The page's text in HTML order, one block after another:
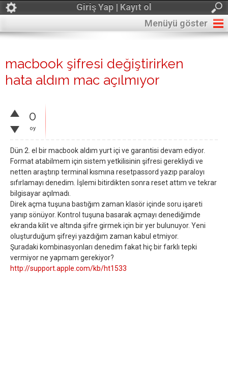
Giriş Yap | Kayıt ol
Menüyü göster
macbook şifresi değiştirirken
hata aldım mac açılmıyor
0
oy
Dün 2. el bir macbook aldım yurt içi ve garantisi devam ediyor.
Format atabilmem için sistem yetkilisinin şifresi gerekliydi ve
netten araştırıp terminal kısmına resetpassord yazıp paraloyı
sıfırlamayı denedim. İşlemi bitirdikten sonra reset attım ve tekrar
bilgisayar açılmadı.
Direk açma tuşuna bastığım zaman klasör içinde soru işareti
yanıp sönüyor. Kontrol tuşuna basarak açmayı denediğimde
ekranda kilit ve altında şifre girmek için bir yer bulunuyor. Yeni
oluşturduğum şifreyi yazdığım zaman kabul etmiyor.
Şuradaki kombinasyonları denedim fakat hiç bir farklı tepki
vermiyor ne yapmam gerekiyor?
http://support.apple.com/kb/ht1533